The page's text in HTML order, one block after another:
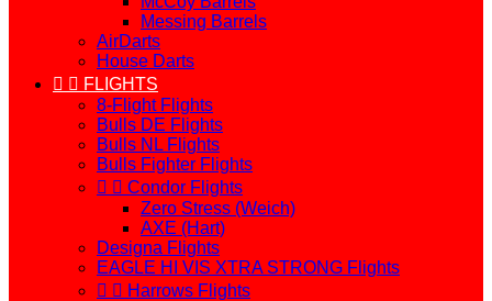
Messing Barrels
AirDarts
House Darts
  FLIGHTS
8-Flight Flights
Bulls DE Flights
Bulls NL Flights
Bulls Fighter Flights
  Condor Flights
Zero Stress (Weich)
AXE (Hart)
Designa Flights
EAGLE HI VIS XTRA STRONG Flights
  Harrows Flights